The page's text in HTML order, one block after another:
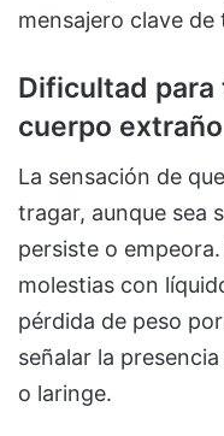
mensajero clave de
Dificultad para
cuerpo extraño
La sensación de
tragar, aunque sea
persiste o
molestias con
pérdida de peso
señalar la
o laringe.